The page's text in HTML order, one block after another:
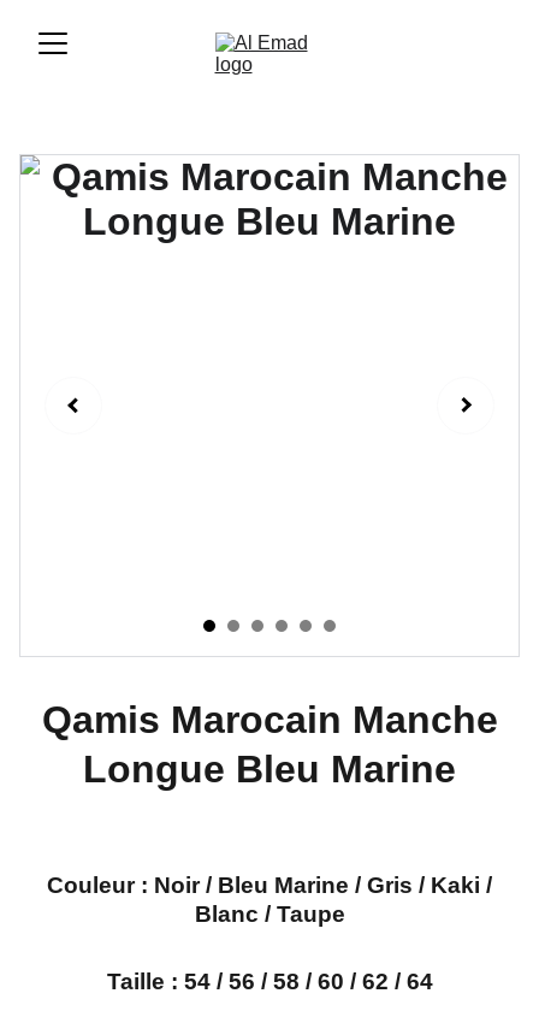
Qamis Marocain Manche
Longue Bleu Marine
Couleur : Noir / Bleu Marine / Gris / Kaki /
Blanc / Taupe
Taille : 54 / 56 / 58 / 60 / 62 / 64